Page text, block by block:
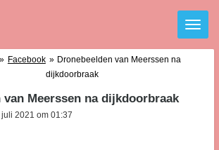
» Facebook » Dronebeelden van Meerssen na
dijkdoorbraak
van Meerssen na dijkdoorbraak
2021 om 01:37